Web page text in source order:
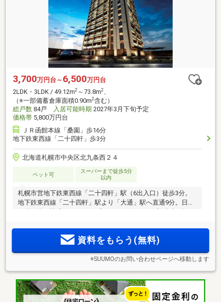
3,700万円台～ 6,500万円台
2LDK・3LDK / 49.12m2 ～73.8m2 、
（※一部備蓄倉庫面積0.90m2含む）
総戸数 84戸 入居可能時期 2027年3月下旬予定
価格帯 5,800万円台
ＪＲ函館本線「桑園」歩16分
地下鉄東西線「二十四軒」歩3分
北海道札幌市中央区北九条西２４
ペット可
スーパーまで徒歩5分
以内
札幌市営地下鉄東西線「二十四軒」駅（6出入口）徒歩3分。
地下鉄東西線「二十四軒」駅より「大通」駅へ直通9分。日々
超（一部備蓄倉庫面積0.90m2含む）のプラン。全84邸、中央
区アドレスのレジデンス、誕生。資料をもらう(無料)
※SUUMOのお問い合わせページへ移動します